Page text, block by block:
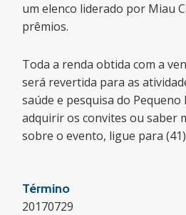
um elenco liderado por Miau
prêmios.
Toda a renda obtida com a
será revertida para as
saúde e pesquisa do Pequeno
adquirir os convites ou saber
sobre o evento, ligue para
Término
20170729